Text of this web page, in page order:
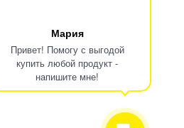
Мария
Привет! Помогу с выгодой
купить любой продукт -
напишите мне!